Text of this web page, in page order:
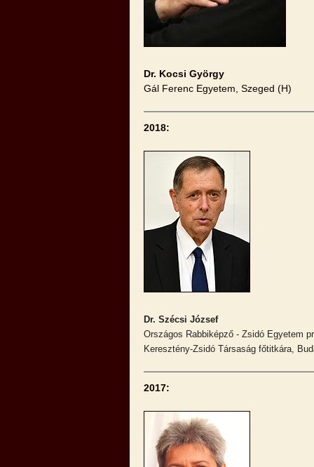
Dr. Kocsi György
Gál Ferenc Egyetem, Szeged (H)
2018:
Dr. Szécsi József
Országos Rabbiképző - Zsidó Egyetem
Keresztény-Zsidó Társaság főtitkára,
2017: